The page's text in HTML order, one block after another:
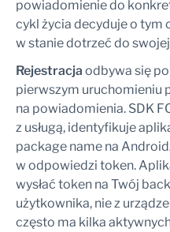
powiadomienie do
cykl życia decyduje o tym
w stanie dotrzeć do swojej
Rejestracja odbywa się
pierwszym uruchomieniu
na powiadomienia. SDK
z usługą, identyfikuje
package name na
w odpowiedzi token.
wysłać token na Twój
użytkownika, nie z
często ma kilka